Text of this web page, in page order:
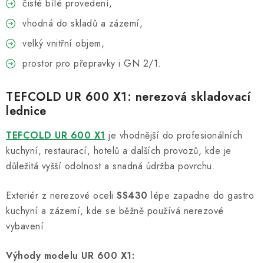
čisté bílé provedení,
vhodná do skladů a zázemí,
velký vnitřní objem,
prostor pro přepravky i GN 2/1.
TEFCOLD UR 600 X1: nerezová skladovací
lednice
TEFCOLD UR 600 X1 je vhodnější do profesionálních
kuchyní, restaurací, hotelů a dalších provozů, kde je
důležitá vyšší odolnost a snadná údržba povrchu.
Exteriér z nerezové oceli SS430 lépe zapadne do gastro
kuchyní a zázemí, kde se běžně používá nerezové
vybavení.
Výhody modelu UR 600 X1: